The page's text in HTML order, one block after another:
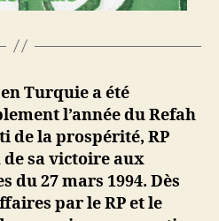
Turquie a été
l’année du Refah
de la prospérité, RP
sa victoire aux
du 27 mars 1994. Dès
par le RP et le